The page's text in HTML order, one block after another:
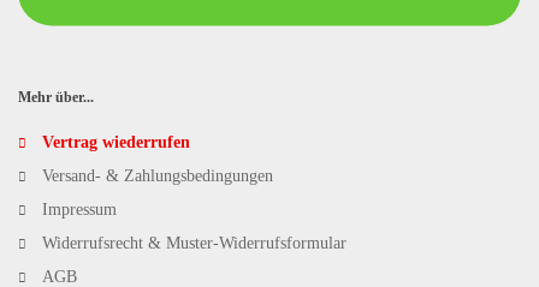
Mehr über...
Vertrag wiederrufen
Versand- & Zahlungsbedingungen
Impressum
Widerrufsrecht & Muster-Widerrufsformular
AGB